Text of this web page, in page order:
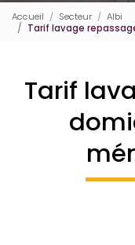
Accueil Secteur
Albi
Tarif lavage
Tarif